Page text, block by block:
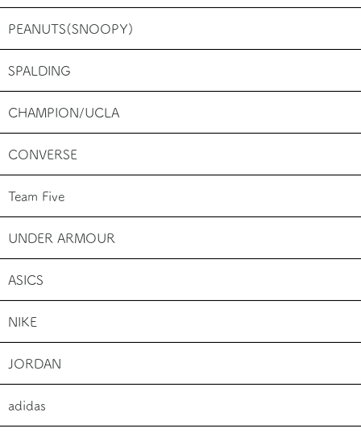
PEANUTS(SNOOPY)
SPALDING
CHAMPION/UCLA
CONVERSE
Team Five
UNDER ARMOUR
ASICS
NIKE
JORDAN
adidas